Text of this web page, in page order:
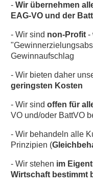
- Wir übernehmen
EAG-VO und der
- Wir sind non-Profit -
Gewinnaufschlag
- Wir bieten daher
geringsten Kosten
- Wir sind offen für
VO und/oder BattVO
- Wir behandeln alle
Prinzipien (
- Wir stehen im
Wirtschaft bestimmt